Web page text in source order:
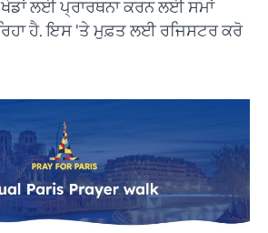
ਲਈ ਪ੍ਰਾਰਥਨਾ ਕਰਨ ਲਈ ਸਮਾਂ
ਹੈ. ਇਸ 'ਤੇ ਮੁਫ਼ਤ ਲਈ ਰਜਿਸਟਰ ਕਰੋ